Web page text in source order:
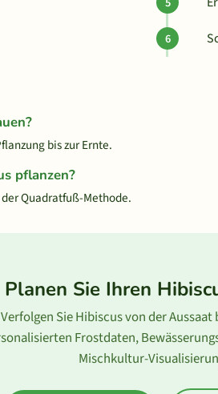
bis zur Ernte.
pflanzen?
Quadratfuß-Methode.
Planen Sie Ihren
Verfolgen Sie Hibiscus von der
Frostdaten,
Mischkultur-